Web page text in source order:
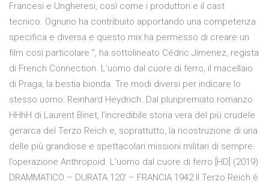
Francesi e Ungheresi, così come i produttori e il cast
tecnico. Ognuno ha contribuito apportando una competenza
specifica e diversa e questo mix ha permesso di creare un
film così particolare ”, ha sottolineato Cédric Jimenez, regista
di French Connection. L'uomo dal cuore di ferro, il macellaio
di Praga, la bestia bionda. Tre modi diversi per indicare lo
stesso uomo: Reinhard Heydrich. Dal pluripremiato romanzo
HHhH di Laurent Binet, l’incredibile storia vera del più crudele
gerarca del Terzo Reich e, soprattutto, la ricostruzione di una
delle più grandiose e spettacolari missioni militari di sempre:
l’operazione Anthropoid. L’uomo dal cuore di ferro [HD] (2019)
DRAMMATICO – DURATA 120′ – FRANCIA 1942 Il Terzo Reich è